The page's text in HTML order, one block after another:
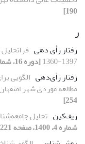
190]
ر
رفتار رأی دهی
1397-1360
[دوره 16، شماره 1، 1400، صفحه 69-114]
رفتار رأی‌دهی الگویی
مطالعه موردی شهر
254]
ریف‌کین تحلیل
شماره 4، 1400، صفحه 221-252]